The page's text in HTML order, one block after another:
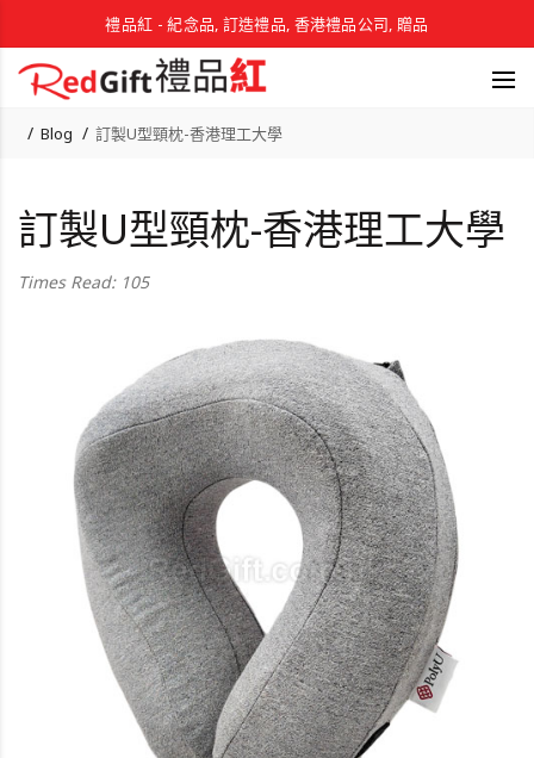
禮品紅 - 紀念品, 訂造禮品, 香港禮品公司, 贈品
Blog 訂製U型頸枕-香港理工大學
訂製U型頸枕-香港理工大學
Times Read: 105